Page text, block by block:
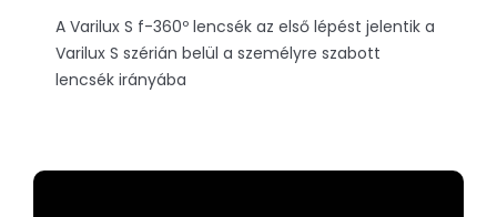
A Varilux S f-360º lencsék az első lépést jelentik a
Varilux S szérián belül a személyre szabott
lencsék irányába